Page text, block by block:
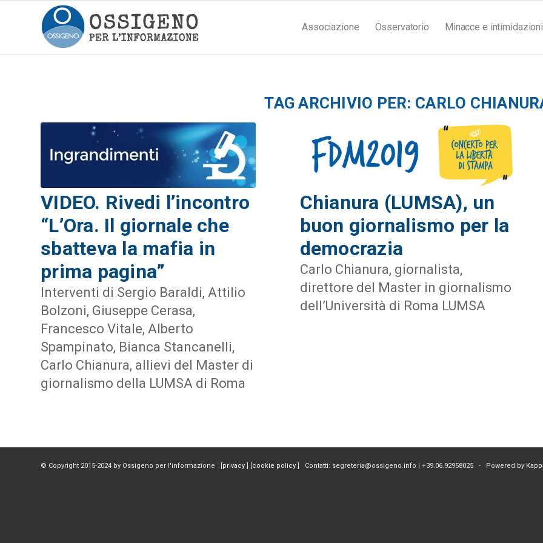
Associazione Osservatorio Minacce e intimidazioni
TAG ARCHIVIO PER: CARLO
VIDEO. Rivedi l’incontro
“L’Ora. Il giornale che
sbatteva la mafia in
prima pagina”
Interventi di Sergio Baraldi, Attilio
Bolzoni, Giuseppe Cerasa,
Francesco Vitale, Alberto
Spampinato, Bianca Stancanelli,
Carlo Chianura, allievi del Master di
giornalismo della LUMSA di Roma
Chianura (LUMSA), un
buon giornalismo per la
democrazia
Carlo Chianura, giornalista,
direttore del Master in giornalismo
dell’Università di Roma LUMSA
© Copyright 2015-2024 by Ossigeno per l'informazione [privacy ] [cookie policy ] Contatti: segreteria@ossigeno.info | +39.06.92958025 - Powered by